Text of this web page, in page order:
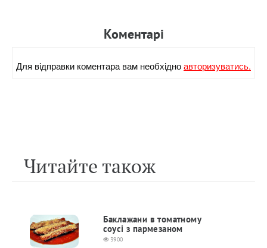
Коментарi
Для вiдправки коментара вам необхiдноавторизуватись.
Читайте також
Баклажани в томатному
соусі з пармезаном
3900